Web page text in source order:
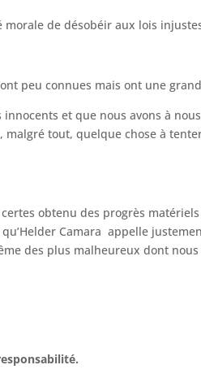
de désobéir aux lois
peu connues mais ont une
innocents et que nous avons à
malgré tout, quelque chose à
obtenu des progrès
Camara appelle
des plus malheureux dont